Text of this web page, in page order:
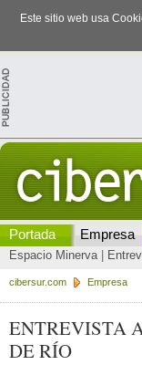
Este sitio web usa
Portada Empresa
Espacio Minerva|
cibersur.com Empresa
ENTREVISTA
DE RÍO